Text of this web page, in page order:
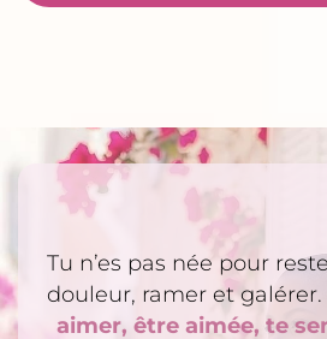
Tu n’es pas née pour
douleur, ramer et galérer.
aimer, être aimée, te